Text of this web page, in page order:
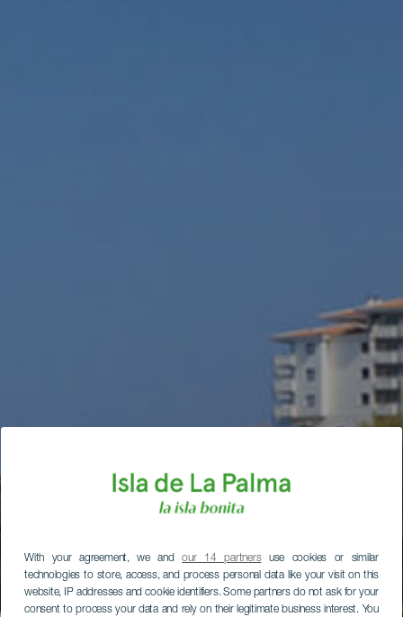
With your agreement, we andour 14 partnersuse cookies or similar
technologies to store, access, and process personal data like your visit on this
website, IP addresses and cookie identifiers. Some partners do not ask for your
consent to process your data and rely on their legitimate business interest. You